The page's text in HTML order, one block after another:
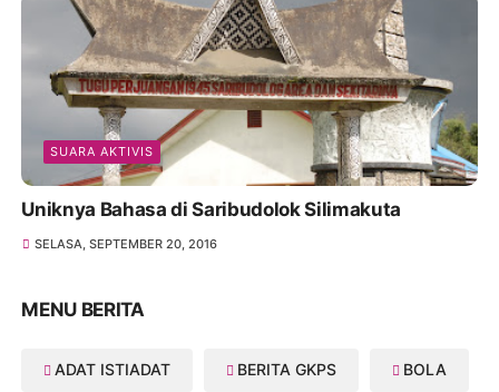
SUARA AKTIVIS
Uniknya Bahasa di Saribudolok Silimakuta
SELASA, SEPTEMBER 20, 2016
MENU BERITA
ADAT ISTIADAT BERITA GKPS BOLA